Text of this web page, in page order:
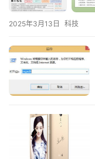
A
I
具
2025年3月13日 科技